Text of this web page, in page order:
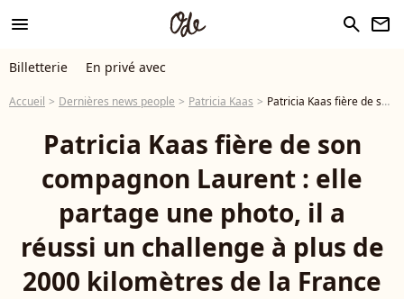
menu search newsletter
Billetterie En privé avec
Accueil Dernières news people Patricia Kaas Patricia Kaas fière de son compagnon Laurent : elle partage une photo, il a réussi un challenge à plus de 2000 kilomètres de la France
Patricia Kaas fière de son
compagnon Laurent : elle
partage une photo, il a
réussi un challenge à plus de
2000 kilomètres de la France